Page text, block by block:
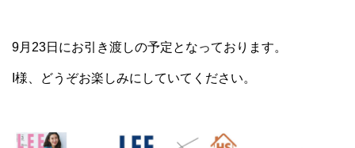
9月23日にお引き渡しの予定となっております。
I様、どうぞお楽しみにしていてください。